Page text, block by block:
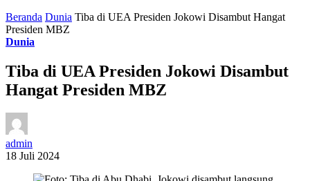
Beranda Dunia Tiba di UEA Presiden Jokowi Disambut Hangat
Presiden MBZ
Dunia
Tiba di UEA Presiden Jokowi Disambut
Hangat Presiden MBZ
admin
18 Juli 2024